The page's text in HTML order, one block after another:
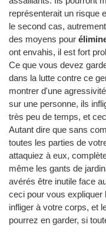
représenterait un risque
le second cas,
des moyens pour
ont envahis, il est fort
Ce que vous devez
dans la lutte contre ce
montrer d'une
sur une personne, ils
très peu de temps, et
Autant dire que sans
toutes les parties de
attaquiez à eux,
même les gants de
avérés être inutile face
ceci pour vous expliquer
infliger à votre corps, et
pourrez en garder, si